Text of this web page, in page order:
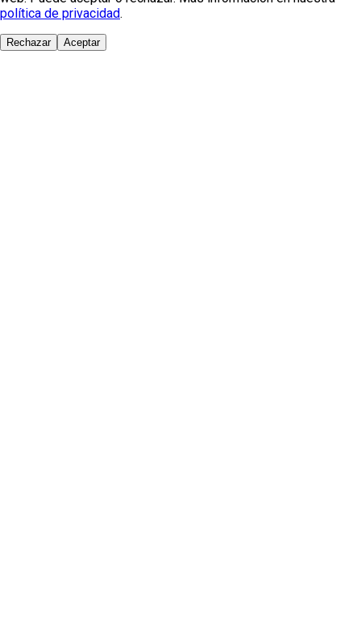
política de privacidad.
Rechazar Aceptar